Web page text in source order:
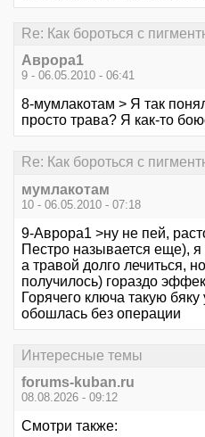
Re: Как бороться с
Аврора1
9 - 06.05.2010 - 06:41
8-мумлакотам > Я так
просто трава? Я как-то
Re: Как бороться с
мумлакотам
10 - 06.05.2010 - 07:18
9-Аврора1 >ну не пей,
Пестро называется еще), я
а травой долго лечиться,
получилось) гораздо
Горячего ключа такую
обошлась без операции
Интересные темы
forums-kuban.ru
08.08.2026 - 09:12
Смотри также: